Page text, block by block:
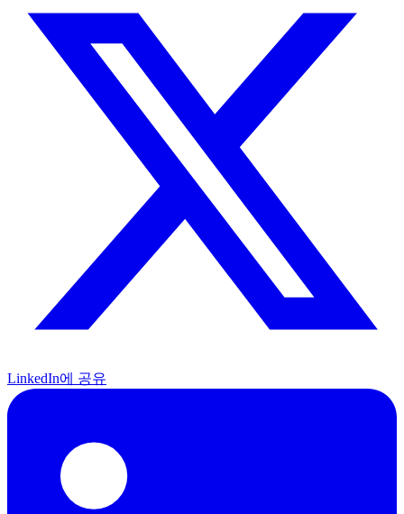
LinkedIn에 공유